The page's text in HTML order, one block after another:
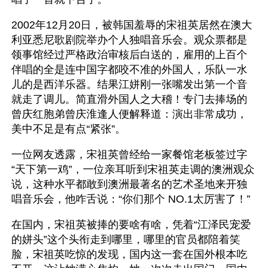
2002年12月20日，被韩国羞辱的宋祖英居然在澳大
利亚悉尼歌剧院举办个人独唱音乐会。观众票都是
领事馆经过严格政治审核后白送的，雇用的上百个
伴唱的全是连中国字都咬不准的外国人，乐队一水
儿的是西洋乐器。结果江姘刚一张嘴发出第一个音
就走了调儿。简直滑外国人之大稽！专门去捧场的
曾庆红胞弟曾庆淮逢人便解释道：演出非常成功，
美中不足是有点“紧张”。
一位网友透露，宋祖英曾经给一家餐馆老板签过字
“天下第一鸡”，一位亲耳听到宋祖英走调的澳洲观众
说，这种水平都敢到澳洲最著名的艺术圣地来开独
唱音乐会，他咋舌说：“你们那个 NO.1太厉害了！”
在国内，宋祖英被捧的要啥有啥，凭着“江泽民宠爱
的姘头”这个头衔走到哪里，哪里的官员都陪着笑
脸，宋祖英吃惊的发现，国内这一套在国外根本吃